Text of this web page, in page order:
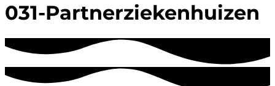
031-Partnerziekenhuizen